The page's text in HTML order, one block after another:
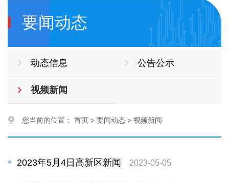
要闻动态
动态信息 公告公示
视频新闻
您当前的位置： 首页 > 要闻动态 > 视频新闻
2023年5月4日高新区新闻 2023-05-05